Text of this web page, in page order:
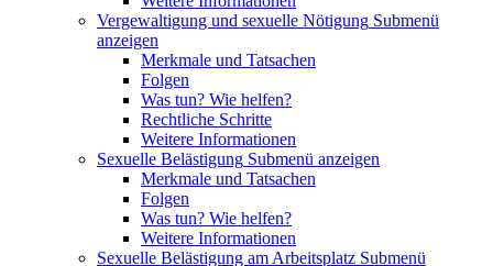
Vergewaltigung und sexuelle Nötigung Submenü
anzeigen
Merkmale und Tatsachen
Folgen
Was tun? Wie helfen?
Rechtliche Schritte
Weitere Informationen
Sexuelle Belästigung Submenü anzeigen
Merkmale und Tatsachen
Folgen
Was tun? Wie helfen?
Weitere Informationen
Sexuelle Belästigung am Arbeitsplatz Submenü